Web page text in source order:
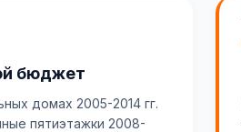
бюджет
домах 2005-2014 гг.
пятиэтажки 2008-